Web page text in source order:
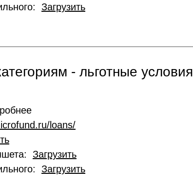
Загрузить
- льготные условия
loans/
Загрузить
Загрузить